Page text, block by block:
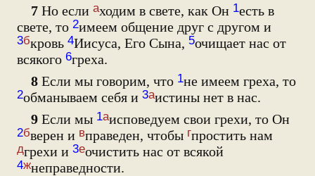
7 Но если аходим в свете, как Он 1есть в
свете, то 2имеем общение друг с другом и
3бкровь 4Иисуса, Его Сына, 5очищает нас от
всякого 6греха.
8 Если мы говорим, что 1не имеем греха, то
2обманываем себя и 3аистины нет в нас.
9 Если мы 1аисповедуем свои грехи, то Он
2бверен и вправеден, чтобы гпростить нам
дгрехи и 3еочистить нас от всякой
4жнеправедности.